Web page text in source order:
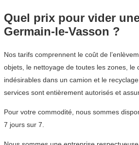
Quel prix pour vider
Germain-le-Vasson ?
Nos tarifs comprennent le coût de
objets, le nettoyage de toutes les zones, le
indésirables dans un camion et le
services sont entièrement autorisés et
Pour votre commodité, nous sommes
7 jours sur 7.